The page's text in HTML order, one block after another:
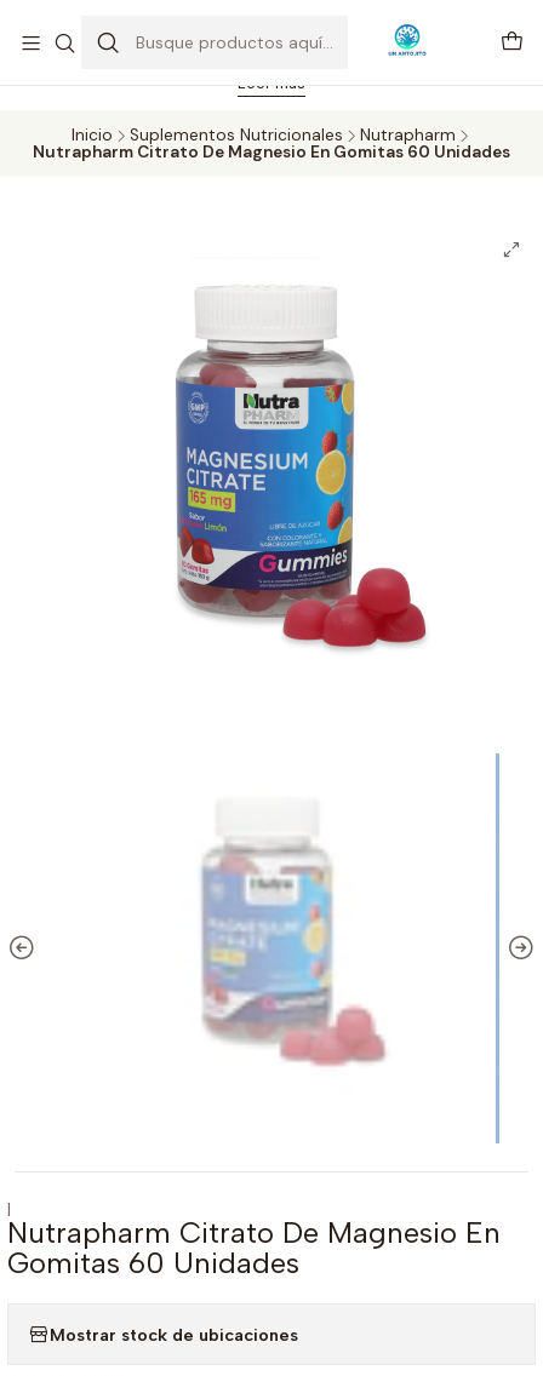
Feriado 21-05-2026 atención hasta las 14 hrs. Envío GRATIS mismo
día solo área Metropolitana Santiago por compras desde CLP 39.900.
Pedidos hasta 16 hrs., sábados y domingos hasta 14 hrs.
Leer más
Inicio Suplementos Nutricionales
Nutrapharm
Nutrapharm Citrato De Magnesio En Gomitas 60 Unidades
|
Nutrapharm Citrato De Magnesio En
Gomitas 60 Unidades
Mostrar stock de ubicaciones